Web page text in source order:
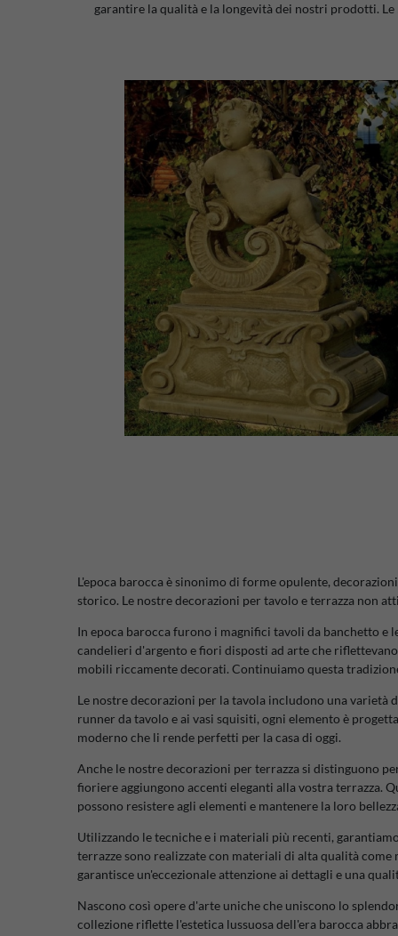
garantire la qualità e la longevità dei nostri prodotti.
L'epoca barocca è sinonimo di forme opulente,
storico. Le nostre decorazioni per tavolo e terrazza non
In epoca barocca furono i magnifici tavoli da banchetto
candelieri d'argento e fiori disposti ad arte che
mobili riccamente decorati. Continuiamo questa
Le nostre decorazioni per la tavola includono una
runner da tavolo e ai vasi squisiti, ogni elemento è
moderno che li rende perfetti per la casa di oggi.
Anche le nostre decorazioni per terrazza si distinguono
fioriere aggiungono accenti eleganti alla vostra terrazza.
possono resistere agli elementi e mantenere la loro
Utilizzando le tecniche e i materiali più recenti,
terrazze sono realizzate con materiali di alta qualità
garantisce un'eccezionale attenzione ai dettagli e una
Nascono così opere d'arte uniche che uniscono lo
collezione riflette l'estetica lussuosa dell'era barocca